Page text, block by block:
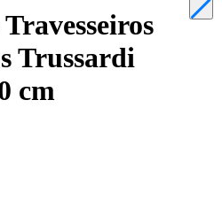
Trussardi
cm